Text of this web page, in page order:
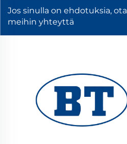
Jos sinulla on ehdotuksia, ota
meihin yhteyttä